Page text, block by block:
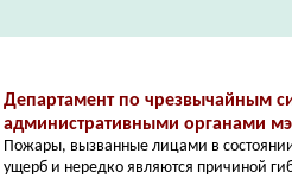
Департамент по чрезвычайным
административными органами
Пожары, вызванные лицами в
ущерб и нередко являются причиной